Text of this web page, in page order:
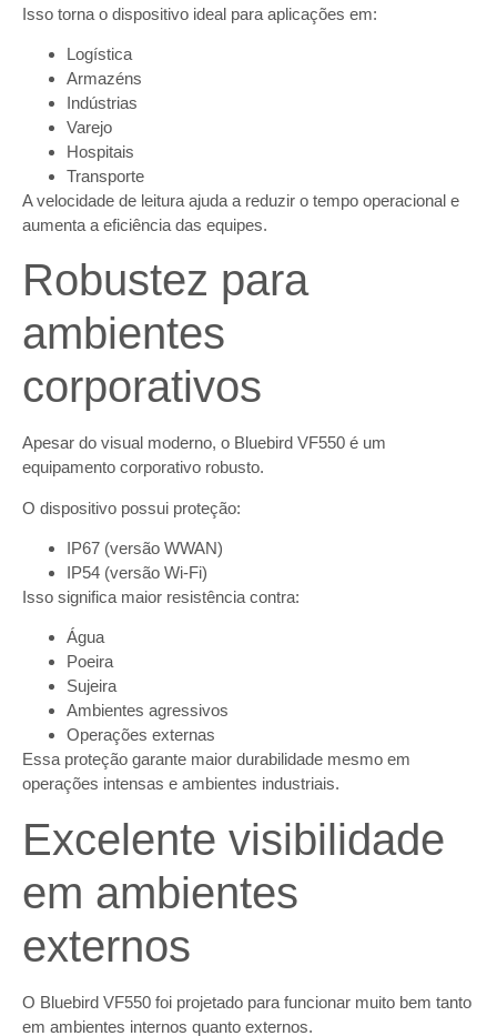
Isso torna o dispositivo ideal para aplicações em:
Logística
Armazéns
Indústrias
Varejo
Hospitais
Transporte
A velocidade de leitura ajuda a reduzir o tempo operacional e
aumenta a eficiência das equipes.
Robustez para
ambientes
corporativos
Apesar do visual moderno, o Bluebird VF550 é um
equipamento corporativo robusto.
O dispositivo possui proteção:
IP67 (versão WWAN)
IP54 (versão Wi-Fi)
Isso significa maior resistência contra:
Água
Poeira
Sujeira
Ambientes agressivos
Operações externas
Essa proteção garante maior durabilidade mesmo em
operações intensas e ambientes industriais.
Excelente visibilidade
em ambientes
externos
O Bluebird VF550 foi projetado para funcionar muito bem tanto
em ambientes internos quanto externos.